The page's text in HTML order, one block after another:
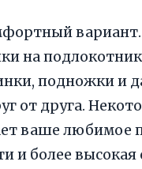
вариант.
на
подножки и
от друга.
ваше
и более